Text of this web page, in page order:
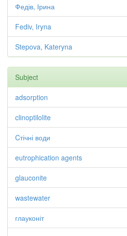
Федів, Ірина
Fediv, Iryna
Stepova, Kateryna
Subject
adsorption
clinoptilolite
Cтічні води
eutrophication agents
glauconite
wastewater
глауконіт